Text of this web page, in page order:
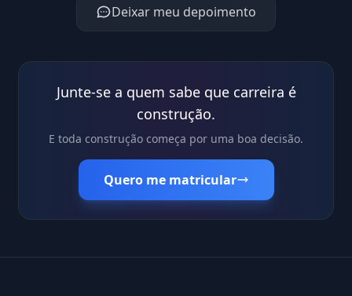
Deixar meu depoimento
Junte-se a quem sabe que carreira é
construção.
E toda construção começa por uma boa decisão.
Quero me matricular